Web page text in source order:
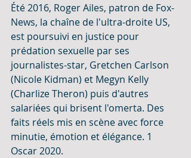
Été 2016, Roger Ailes, patron de Fox-
News, la chaîne de l'ultra-droite US,
est poursuivi en justice pour
prédation sexuelle par ses
journalistes-star, Gretchen Carlson
(Nicole Kidman) et Megyn Kelly
(Charlize Theron) puis d'autres
salariées qui brisent l'omerta. Des
faits réels mis en scène avec force
minutie, émotion et élégance. 1
Oscar 2020.